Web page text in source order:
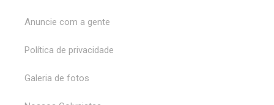
Anuncie com a gente
Política de privacidade
Galeria de fotos